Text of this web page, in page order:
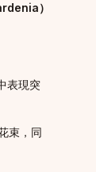
）
表現突
束，同